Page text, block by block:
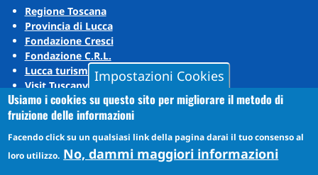
Regione Toscana
Provincia di Lucca
Fondazione Cresci
Fondazione C.R.L.
Lucca turismo
Visit Tuscany
Puccini Lands
Social media
Impostazioni Cookies
Usiamo i cookies su questo sito per migliorare il metodo di
fruizione delle informazioni
Facendo click su un qualsiasi link della pagina darai il tuo consenso al
loro utilizzo. No, dammi maggiori informazioni